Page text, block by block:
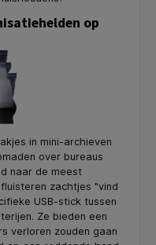
op
in mini-archieven
over bureaus
naar de meest
zachtjes "vind
USB-stick tussen
Ze bieden een
verloren zouden gaan